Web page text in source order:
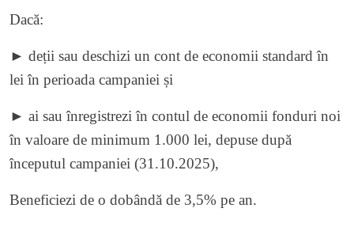
Dacă:
► deții sau deschizi un cont de economii standard în
lei în perioada campaniei și
► ai sau înregistrezi în contul de economii fonduri noi
în valoare de minimum 1.000 lei, depuse după
începutul campaniei (31.10.2025),
Beneficiezi de o dobândă de 3,5% pe an.